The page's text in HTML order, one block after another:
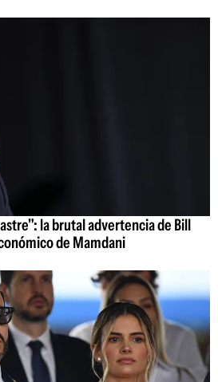
la brutal advertencia de Bill
de Mamdani